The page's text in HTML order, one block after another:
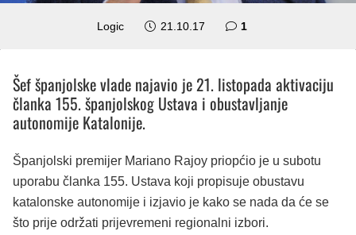
Logic 21.10.17 1
Šef španjolske vlade najavio je 21. listopada aktivaciju
članka 155. španjolskog Ustava i obustavljanje
autonomije Katalonije.
Španjolski premijer Mariano Rajoy priopćio je u subotu
uporabu članka 155. Ustava koji propisuje obustavu
katalonske autonomije i izjavio je kako se nada da će se
što prije održati prijevremeni regionalni izbori.